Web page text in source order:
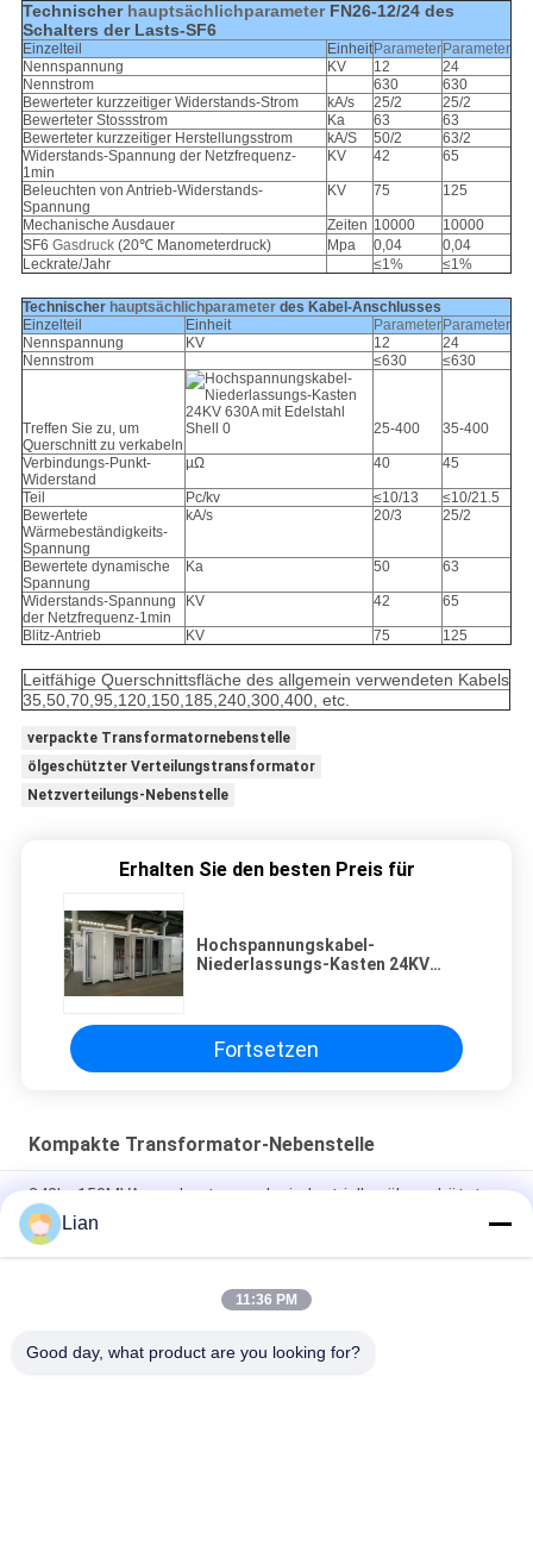
Technischer hauptsächlichparameterFN26-12/24 des
Schalters der Lasts-SF6
Einzelteil Einheit Parameter Parameter
Nennspannung
KV 12
24
Nennstrom
630
630
Bewerteter kurzzeitiger Widerstands-Strom
kA/s 25/2
25/2
Bewerteter Stossstrom
Ka 63
63
Bewerteter kurzzeitiger Herstellungsstrom
kA/S 50/2
63/2
Widerstands-Spannung der Netzfrequenz-
1min
KV 42 65
Beleuchten von Antrieb-Widerstands-
Spannung
KV 75 125
Mechanische Ausdauer Zeiten 10000
10000
SF6 Gasdruck(20℃ Manometerdruck) Mpa 0,04
0,04
Leckrate/Jahr
≤1% ≤1%
Technischer hauptsächlichparameterdes Kabel-Anschlusses
Einzelteil
Einheit Parameter Parameter
Nennspannung
KV 12
24
Nennstrom
≤630 ≤630
Treffen Sie zu, um
Querschnitt zu verkabeln
25-400 35-400
Verbindungs-Punkt-
Widerstand
µΩ 40 45
Teil Pc/kv ≤10/13
≤10/21.5
Bewertete
Wärmebeständigkeits-
Spannung
kA/s 20/3 25/2
Bewertete dynamische
Spannung
Ka 50 63
Widerstands-Spannung
der Netzfrequenz-1min
KV 42 65
Blitz-Antrieb KV 75 125
Leitfähige Querschnittsfläche des allgemein verwendeten Kabels
35,50,70,95,120,150,185,240,300,400, etc.
verpackte Transformatornebenstelle
ölgeschützter Verteilungstransformator
Netzverteilungs-Nebenstelle
Erhalten Sie den besten Preis für
Hochspannungskabel-
Niederlassungs-Kasten 24KV
Fortsetzen
Kompakte Transformator-Nebenstelle
242kv 150MVA weg Lasts-von der industriellen ölgeschützten
kompakten Transformator-Nebenstelle
Reihe 12kv Zbw fabrizierte kompakte Transformator-
Lian
11:36 PM
Good day, what product are you looking for?